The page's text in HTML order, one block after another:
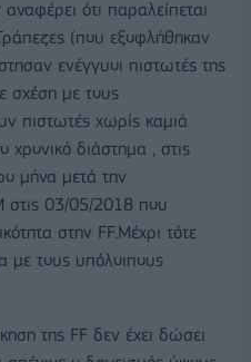
ότι παραλείπεται
(που εξοφλήθηκαν
ενέγγυοι πιστωτές της
σχέση με τους
πιστωτές χωρίς καμιά
διάστημα , στις
μήνα μετά την
στις 03/05/2018 που
στην FF.Μέχρι τότε
με τους υπόλοιπους
της FF δεν έχει δώσει